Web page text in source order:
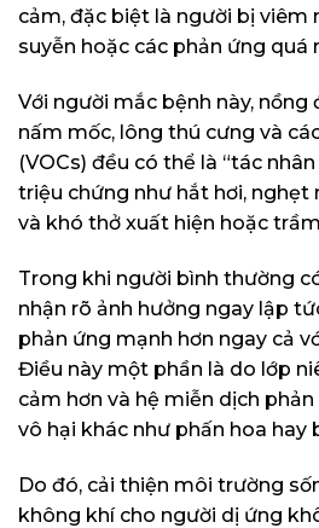
cảm, đặc biệt là người bị viêm
suyễn hoặc các phản ứng quá
Với người mắc bệnh này, nồng
nấm mốc, lông thú cưng và
(VOCs) đều có thể là “tác
triệu chứng như hắt hơi, nghẹt
và khó thở xuất hiện hoặc
Trong khi người bình thường
nhận rõ ảnh hưởng ngay lập
phản ứng mạnh hơn ngay cả
Điều này một phần là do lớp
cảm hơn và hệ miễn dịch
vô hại khác như phấn hoa hay
Do đó, cải thiện môi trường
không khí cho người dị ứng